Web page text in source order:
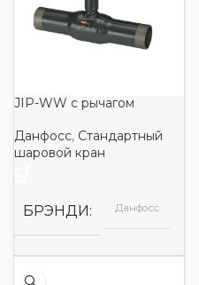
JIP-WW с рычагом
Данфосс, Стандартный
шаровой кран
БРЭНДИ Данфосс